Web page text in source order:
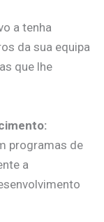
a tenha
da sua equipa
que lhe
programas de
a